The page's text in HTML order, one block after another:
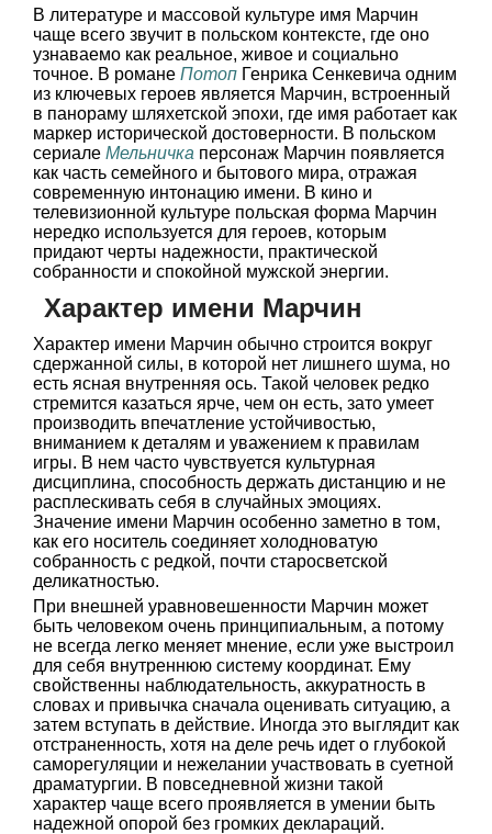
В литературе и массовой культуре имя Марчин
чаще всего звучит в польском контексте, где оно
узнаваемо как реальное, живое и социально
точное. В романе Потоп Генрика Сенкевича одним
из ключевых героев является Марчин, встроенный
в панораму шляхетской эпохи, где имя работает как
маркер исторической достоверности. В польском
сериале Мельничка персонаж Марчин появляется
как часть семейного и бытового мира, отражая
современную интонацию имени. В кино и
телевизионной культуре польская форма Марчин
нередко используется для героев, которым
придают черты надежности, практической
собранности и спокойной мужской энергии.
Характер имени Марчин
Характер имени Марчин обычно строится вокруг
сдержанной силы, в которой нет лишнего шума, но
есть ясная внутренняя ось. Такой человек редко
стремится казаться ярче, чем он есть, зато умеет
производить впечатление устойчивостью,
вниманием к деталям и уважением к правилам
игры. В нем часто чувствуется культурная
дисциплина, способность держать дистанцию и не
расплескивать себя в случайных эмоциях.
Значение имени Марчин особенно заметно в том,
как его носитель соединяет холодноватую
собранность с редкой, почти старосветской
деликатностью.
При внешней уравновешенности Марчин может
быть человеком очень принципиальным, а потому
не всегда легко меняет мнение, если уже выстроил
для себя внутреннюю систему координат. Ему
свойственны наблюдательность, аккуратность в
словах и привычка сначала оценивать ситуацию, а
затем вступать в действие. Иногда это выглядит как
отстраненность, хотя на деле речь идет о глубокой
саморегуляции и нежелании участвовать в суетной
драматургии. В повседневной жизни такой
характер чаще всего проявляется в умении быть
надежной опорой без громких деклараций.